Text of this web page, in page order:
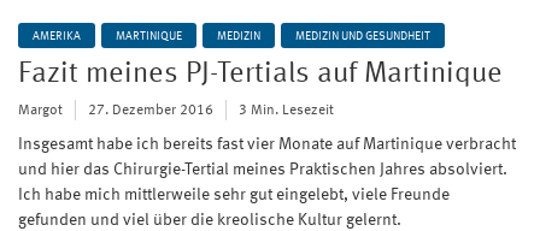
AMERIKA MARTINIQUE MEDIZIN MEDIZIN UND GESUNDHEIT
Fazit meines PJ-Tertials auf Martinique
Margot 27. Dezember 2016 3 Min. Lesezeit
Insgesamt habe ich bereits fast vier Monate auf Martinique verbracht
und hier das Chirurgie-Tertial meines Praktischen Jahres absolviert.
Ich habe mich mittlerweile sehr gut eingelebt, viele Freunde
gefunden und viel über die kreolische Kultur gelernt.